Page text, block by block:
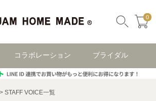
0
コラボレーション ブライダル
STAFF VOICE一覧